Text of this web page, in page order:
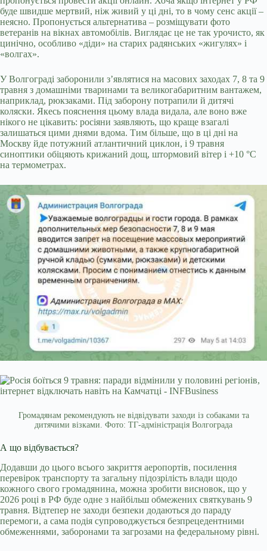
буде швидше мертвий, ніж живий у ці дні, то в чому сенс акції –
неясно. Пропонується альтернатива – розміщувати фото
ветеранів на вікнах автомобілів. Виглядає це не так урочисто, як
цинічно, особливо «діди» на старих радянських «жигулях» і
«волгах».
У Волгограді заборонили з’являтися на масових заходах 7, 8 та 9
травня з домашніми тваринами та великогабаритним вантажем,
наприклад, рюкзаками. Під заборону потрапили й дитячі
коляски. Якесь пояснення цьому влада видала, але воно вже
нікого не цікавить: росіяни заявляють, що краще взагалі
залишаться цими днями вдома. Тим більше, що в ці дні на
Москву йде потужний атлантичний циклон, і 9 травня
синоптики обіцяють крижаний дощ, штормовий вітер і +10 °C
на термометрах.
Громадянам рекомендують не відвідувати заходи із собаками та
дитячими візками. Фото: ТГ-адміністрація Волгограда
А що відбувається?
Додавши до цього всього закриття аеропортів, посилення
перевірок транспорту та загальну підозрілість влади щодо
кожного свого громадянина, можна зробити висновок, що у
2026 році в РФ буде одне з найбільш обмежених святкувань 9
травня. Відтепер не заходи безпеки додаються до параду
перемоги, а сама подія супроводжується безпрецедентними
обмеженнями, заборонами та загрозами на федеральному рівні.